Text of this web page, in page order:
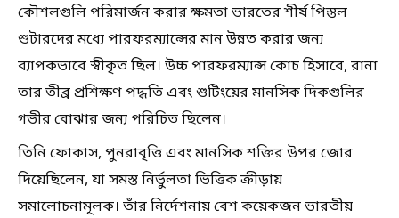
কৌশলগুলি পরিমার্জন করার ক্ষমতা ভারতের শীর্ষ পিস্তল
শুটারদের মধ্যে পারফরম্যান্সের মান উন্নত করার জন্য
ব্যাপকভাবে স্বীকৃত ছিল। উচ্চ পারফরম্যান্স কোচ হিসাবে, রানা
তার তীব্র প্রশিক্ষণ পদ্ধতি এবং শুটিংয়ের মানসিক দিকগুলির
গভীর বোঝার জন্য পরিচিত ছিলেন।
তিনি ফোকাস, পুনরাবৃত্তি এবং মানসিক শক্তির উপর জোর
দিয়েছিলেন, যা সমস্ত নির্ভুলতা ভিত্তিক ক্রীড়ায়
সমালোচনামূলক। তাঁর নির্দেশনায় বেশ কয়েকজন ভারতীয়